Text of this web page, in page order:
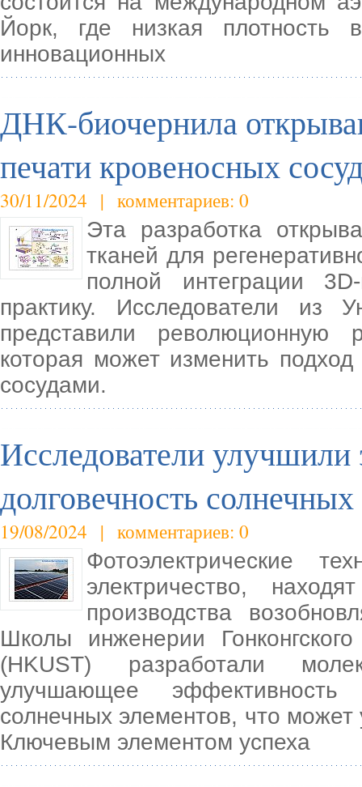
Йорк, где низкая плотность
инновационных
ДНК-биочернила
печати кровеносных
30/11/2024 | комментариев: 0
Эта разработка
тканей для
полной интеграции
практику. Исследователи из
представили революционную
которая может изменить
сосудами.
Исследователи
долговечность
19/08/2024 | комментариев: 0
Фотоэлектрические
электричество,
производства
Школы инженерии
(HKUST) разработали
улучшающее эффективность
солнечных элементов, что может
Ключевым элементом успеха